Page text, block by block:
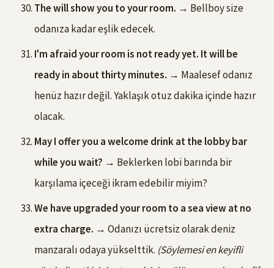
The will show you to your room. → Bellboy size
odanıza kadar eşlik edecek.
I'm afraid your room is not ready yet. It will be
ready in about thirty minutes. → Maalesef odanız
henüz hazır değil. Yaklaşık otuz dakika içinde hazır
olacak.
May I offer you a welcome drink at the lobby bar
while you wait? → Beklerken lobi barında bir
karşılama içeceği ikram edebilir miyim?
We have upgraded your room to a sea view at no
extra charge. → Odanızı ücretsiz olarak deniz
manzaralı odaya yükselttik. (Söylemesi en keyifli